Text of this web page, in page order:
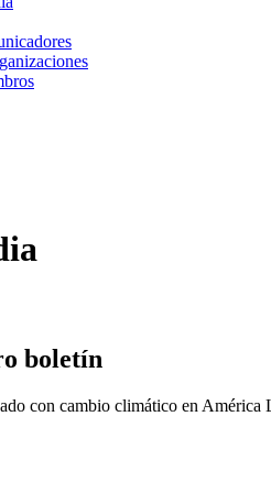
boletín
con cambio climático en América